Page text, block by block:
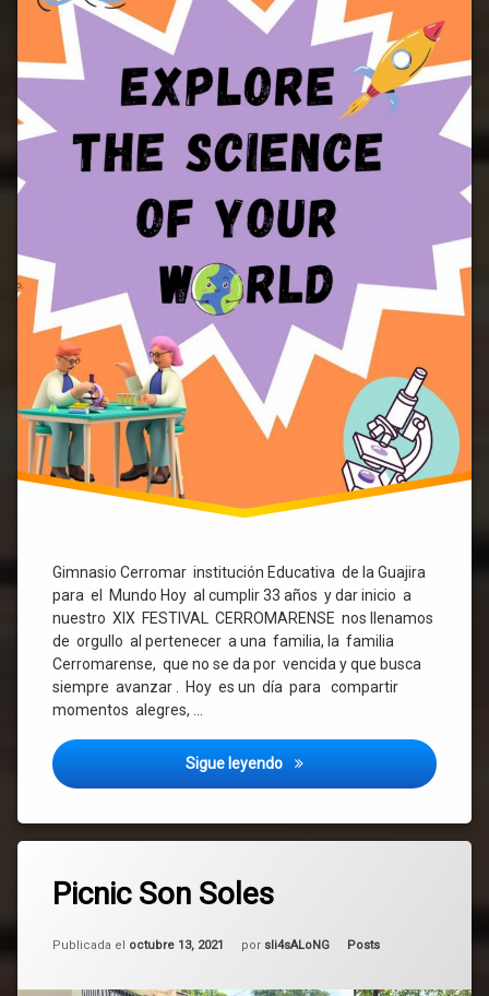
Gimnasio Cerromar institución Educativa de la Guajira
para el Mundo Hoy al cumplir 33 años y dar inicio a
nuestro XIX FESTIVAL CERROMARENSE nos llenamos
de orgullo al pertenecer a una familia, la familia
Cerromarense, que no se da por vencida y que busca
siempre avanzar . Hoy es un día para compartir
momentos alegres, …
Sigue leyendo Semana Cerromarense
Picnic Son Soles
Publicada el octubre 13, 2021
Actualizado elmayo 6, 2025
por sli4sALoNG Categorías:
Posts
comentarios
en
Son